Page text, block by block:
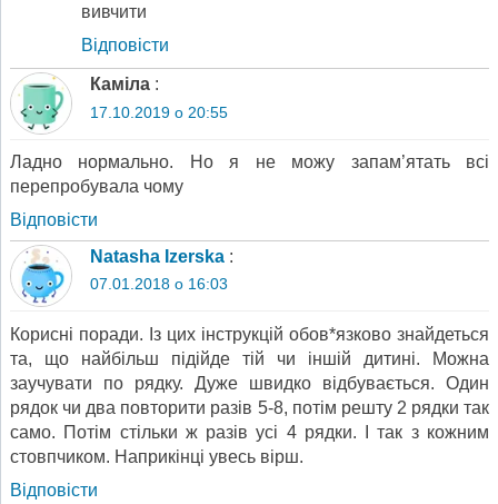
вивчити
Відповіcти
Каміла :
17.10.2019 о 20:55
Ладно нормально. Но я не можу запам’ятать всі
перепробувала чому
Відповіcти
Natasha Izerska :
07.01.2018 о 16:03
Корисні поради. Із цих інструкцій обов*язково знайдеться
та, що найбільш підійде тій чи іншій дитині. Можна
заучувати по рядку. Дуже швидко відбувається. Один
рядок чи два повторити разів 5-8, потім решту 2 рядки так
само. Потім стільки ж разів усі 4 рядки. І так з кожним
стовпчиком. Наприкінці увесь вірш.
Відповіcти